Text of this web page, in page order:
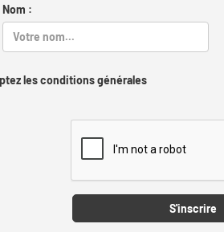
Nom :
les conditions générales
S'inscrire